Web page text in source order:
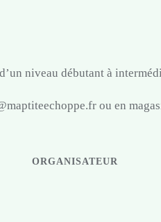
niveau débutant à
ou en
ORGANISATEUR